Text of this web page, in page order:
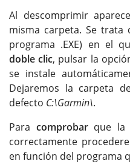
Al descomprimir
misma carpeta. Se trata
programa .EXE) en el
doble clic, pulsar la
se instale
Dejaremos la carpeta
defecto C:\Garmin\.
Para comprobar que la
correctamente
en función del programa